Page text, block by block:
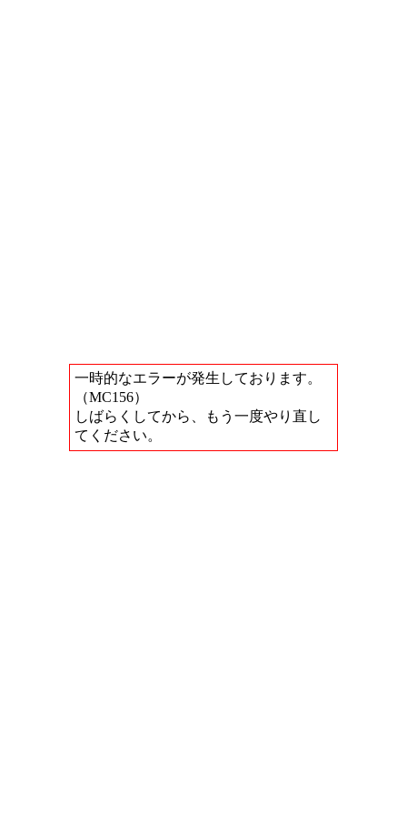
一時的なエラーが発生しております。
（MC156）
しばらくしてから、もう一度やり直し
てください。